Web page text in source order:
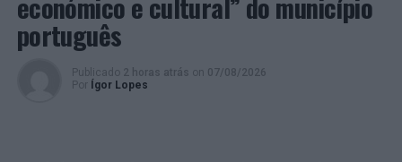
No dia 10, pelas 00h45, na Rua de Grijó, deteve 01
português
Publicado 2 horas atrás on 07/08/2026
Por
Ígor Lopes